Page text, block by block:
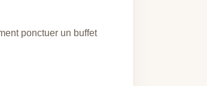
ponctuer un buffet